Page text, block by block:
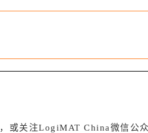
，或关注LogiMAT China微信公